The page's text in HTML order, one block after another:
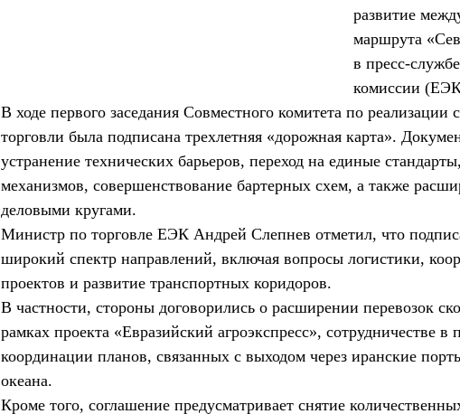
развитие
маршрута
в пресс-
комиссии
В ходе первого заседания Совместного комитета по реализации
торговли была подписана трехлетняя «дорожная карта».
устранение технических барьеров, переход на единые
механизмов, совершенствование бартерных схем, а также
деловыми кругами.
Министр по торговле ЕЭК Андрей Слепнев отметил, что
широкий спектр направлений, включая вопросы логистики,
проектов и развитие транспортных коридоров.
В частности, стороны договорились о расширении перевозок
рамках проекта «Евразийский агроэкспресс», сотрудничестве в
координации планов, связанных с выходом через иранские
океана.
Кроме того, соглашение предусматривает снятие